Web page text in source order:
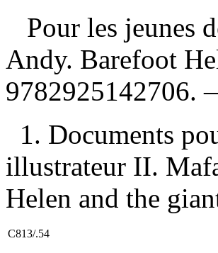
Pour les jeunes
Andy. Barefoot
9782925142706.
1. Documents
illustrateur II.
Helen and the
C813/.54